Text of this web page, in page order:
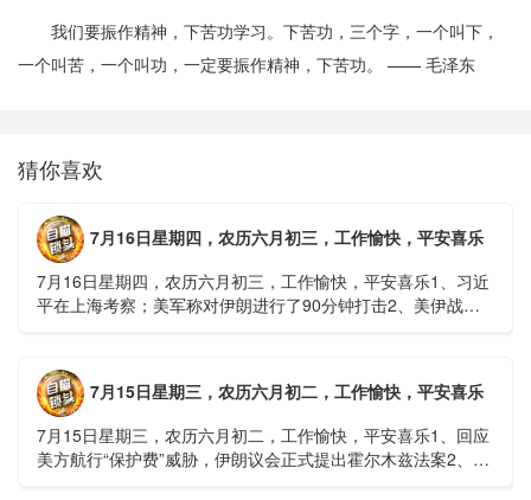
我们要振作精神，下苦功学习。下苦功，三个字，一个叫下，
一个叫苦，一个叫功，一定要振作精神，下苦功。 —— 毛泽东
猜你喜欢
7月16日星期四，农历六月初三，工作愉快，平安喜乐
7月16日星期四，农历六月初三，工作愉快，平安喜乐1、习近
平在上海考察；美军称对伊朗进行了90分钟打击2、美伊战争
7月15日星期三，农历六月初二，工作愉快，平安喜乐
7月15日星期三，农历六月初二，工作愉快，平安喜乐1、回应
美方航行“保护费”威胁，伊朗议会正式提出霍尔木兹法案2、全